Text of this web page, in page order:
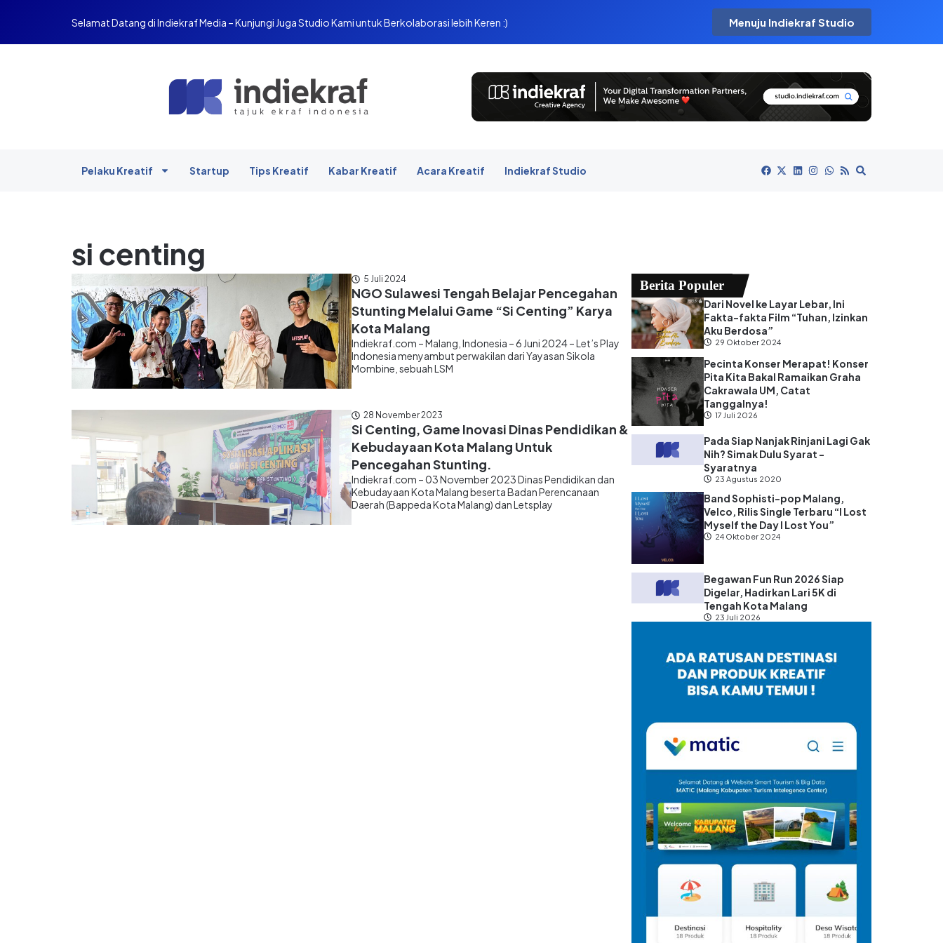
Selamat Datang di Indiekraf Media – Kunjungi Juga Studio Kami untuk Berkolaborasi lebih Keren :) Menuju Indiekraf Studio
Pelaku Kreatif Startup Tips Kreatif Kabar Kreatif Acara Kreatif Indiekraf Studio
si centing
5 Juli 2024
NGO Sulawesi Tengah Belajar Pencegahan
Stunting Melalui Game “Si Centing” Karya
Kota Malang
Indiekraf.com – Malang, Indonesia – 6 Juni 2024 – Let’s Play
Indonesia menyambut perwakilan dari Yayasan Sikola
Mombine, sebuah LSM
28 November 2023
Si Centing, Game Inovasi Dinas Pendidikan &
Kebudayaan Kota Malang Untuk
Pencegahan Stunting.
Indiekraf.com – 03 November 2023 Dinas Pendidikan dan
Kebudayaan Kota Malang beserta Badan Perencanaan
Daerah (Bappeda Kota Malang) dan Letsplay
Berita Populer
Dari Novel ke Layar Lebar, Ini
Fakta-fakta Film “Tuhan, Izinkan
Aku Berdosa”
29 Oktober 2024
Pecinta Konser Merapat! Konser
Pita Kita Bakal Ramaikan Graha
Cakrawala UM, Catat
Tanggalnya!
17 Juli 2026
Pada Siap Nanjak Rinjani Lagi Gak
Nih? Simak Dulu Syarat -
Syaratnya
23 Agustus 2020
Band Sophisti-pop Malang,
Velco, Rilis Single Terbaru “I Lost
Myself the Day I Lost You”
24 Oktober 2024
Begawan Fun Run 2026 Siap
Digelar, Hadirkan Lari 5K di
Tengah Kota Malang
23 Juli 2026